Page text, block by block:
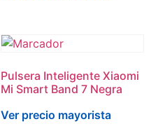
Pulsera Inteligente Xiaomi
Mi Smart Band 7 Negra
Ver precio mayorista